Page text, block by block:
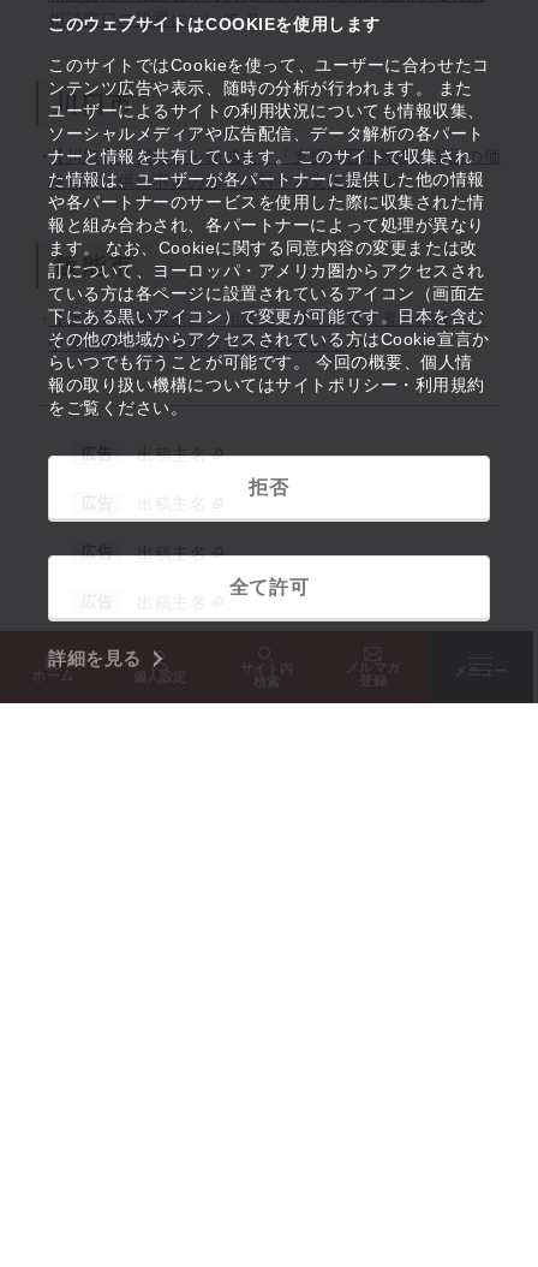
このウェブサイトはCOOKIEを使用します
このサイトではCookieを使って、ユーザーに合わせたコ
ンテンツ広告や表示、随時の分析が行われます。 また
ユーザーによるサイトの利用状況についても情報収集、
ソーシャルメディアや広告配信、データ解析の各パート
ナーと情報を共有しています。 このサイトで収集され
た情報は、ユーザーが各パートナーに提供した他の情報
や各パートナーのサービスを使用した際に収集された情
報と組み合わされ、各パートナーによって処理が異なり
ます。 なお、Cookieに関する同意内容の変更または改
訂について、ヨーロッパ・アメリカ圏からアクセスされ
ている方は各ページに設置されているアイコン（画面左
下にある黒いアイコン）で変更が可能です。日本を含む
その他の地域からアクセスされている方はCookie宣言か
らいつでも行うことが可能です。 今回の概要、個人情
報の取り扱い機構についてはサイトポリシー・利用規約
をご覧ください。
拒否
全て許可
詳細を見る
ホーム 個人設定
サイト内
検索
メルマガ
登録
相談窓口の設置について
川口市
【川口市】補助金・助成金：「支援1 石油等由来製品の価
格高騰・供給不足の影響に対する支援金」
飯能市
【飯能市】相談窓口・相談会：【市内事業者の皆様へ】
中東情勢等に係る相談窓口等について
広告 出稿主名
広告 出稿主名
バナー広告のお問い合わせはこちらから